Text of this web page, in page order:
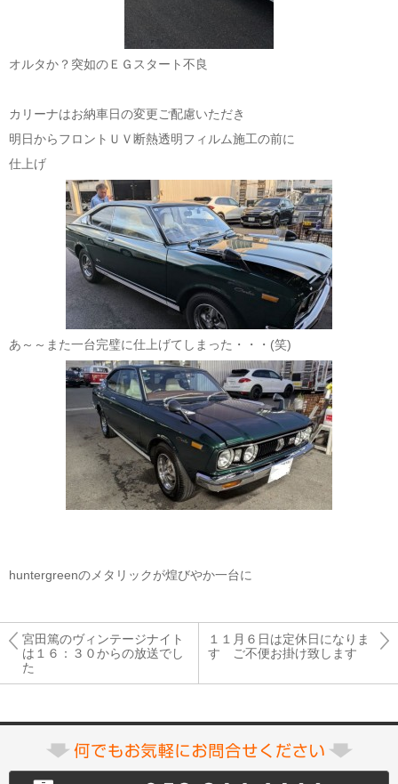
オルタか？突如のＥＧスタート不良
カリーナはお納車日の変更ご配慮いただき
明日からフロントＵＶ断熱透明フィルム施工の前に
仕上げ
あ～～また一台完璧に仕上げてしまった・・・(笑)
huntergreenのメタリックが煌びやか一台に
宮田篤のヴィンテージナイト
は１６：３０からの放送でし
た
１１月６日は定休日になりま
す ご不便お掛け致します